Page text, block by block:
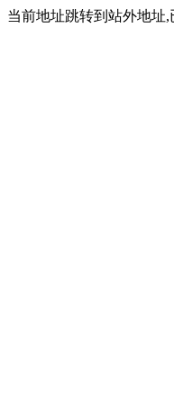
当前地址跳转到站外地址,